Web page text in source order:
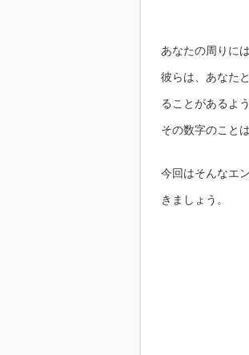
あなたの周りに
彼らは、あなた
ることがあるよう
その数字のこと
今回はそんなエ
きましょう。